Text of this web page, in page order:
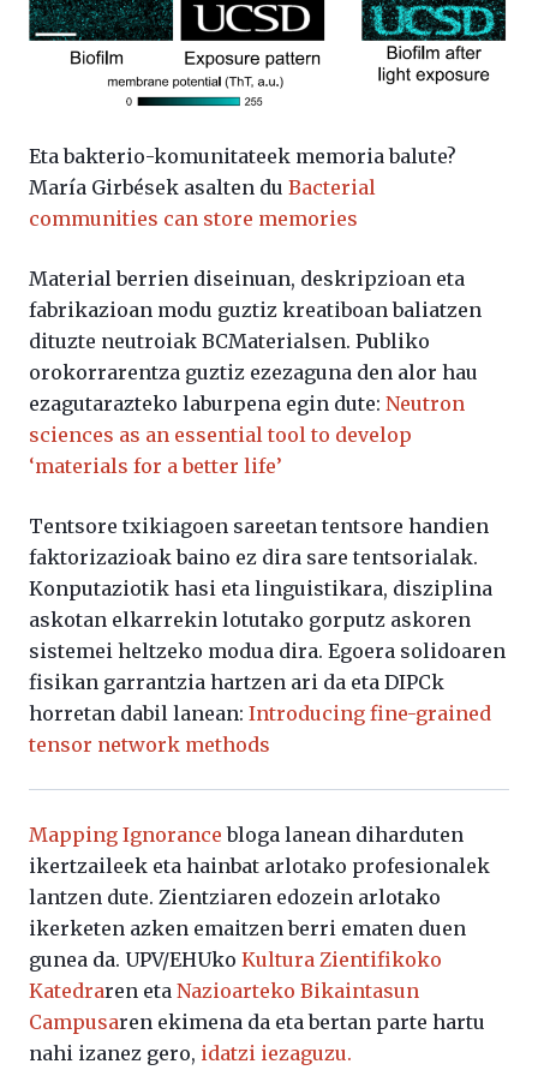
Eta bakterio-komunitateek memoria balute?
María Girbések asalten du Bacterial
communities can store memories
Material berrien diseinuan, deskripzioan eta
fabrikazioan modu guztiz kreatiboan baliatzen
dituzte neutroiak BCMaterialsen. Publiko
orokorrarentza guztiz ezezaguna den alor hau
ezagutarazteko laburpena egin dute: Neutron
sciences as an essential tool to develop
‘materials for a better life’
Tentsore txikiagoen sareetan tentsore handien
faktorizazioak baino ez dira sare tentsorialak.
Konputaziotik hasi eta linguistikara, disziplina
askotan elkarrekin lotutako gorputz askoren
sistemei heltzeko modua dira. Egoera solidoaren
fisikan garrantzia hartzen ari da eta DIPCk
horretan dabil lanean: Introducing fine-grained
tensor network methods
Mapping Ignorance bloga lanean diharduten
ikertzaileek eta hainbat arlotako profesionalek
lantzen dute. Zientziaren edozein arlotako
ikerketen azken emaitzen berri ematen duen
gunea da. UPV/EHUko Kultura Zientifikoko
Katedraren eta Nazioarteko Bikaintasun
Campusaren ekimena da eta bertan parte hartu
nahi izanez gero, idatzi iezaguzu.